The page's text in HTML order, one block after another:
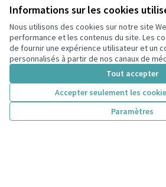
Informations sur les cookies
Nous utilisons des cookies sur notre site
performance et les contenus du site. Les
de fournir une expérience utilisateur et un
personnalisés à partir de nos canaux de
Tout accepter
Accepter seulement les
Paramètres